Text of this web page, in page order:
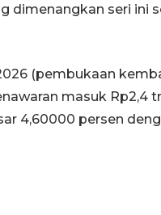
dimenangkan seri ini
(pembukaan
masuk
4,60000 persen